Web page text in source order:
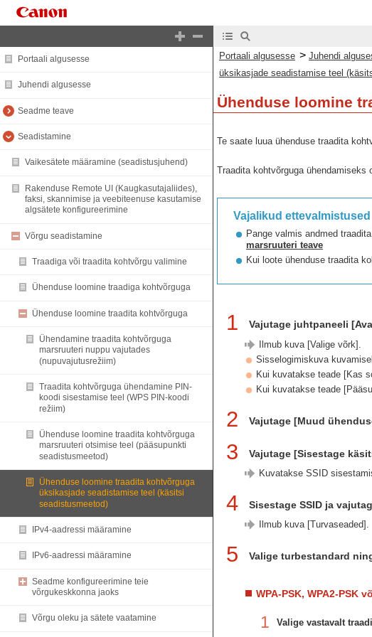
Portaali algusesse
Juhendi algusesse
Seadme teave
Seadistamine
Vaikesätete määramine (seadistusjuhend)
Rakenduse Remote UI (Kaugkasutajaliides),
faksi, skannimise ja veebiteenuse kasutamise
algsätete konfigureerimine
Võrgu seadistamine
Traadiga või traadita kohtvõrgu valimine
Ühenduse loomine traadiga kohtvõrguga
Ühenduse loomine traadita kohtvõrguga
Ühendamine traadita kohtvõrguga
marsruuteri nuppu vajutades
(nupuvajutusrežiim)
Traadita kohtvõrguga ühendamine PIN-
koodi sisestamise teel (WPS PIN-koodi
režiim)
Ühenduse loomine traadita kohtvõrguga
marsruuteri otsimise teel (pääsupunkti
seadistusmeetod)
Ühenduse loomine traadita kohtvõrguga
üksikasjade seadistamise teel (käsitsi
seadistusmeetod)
IPv4-aadressi määramine
IPv6-aadressi määramine
Seadme konfigureerimine teie
võrgukeskkonna jaoks
Võrgu oleku ja sätete vaatamine
Portaali algusesse > Juhendi
üksikasjade seadistamise teel
Ühenduse loomine
Te saate luua ühenduse traadita
Traadita kohtvõrguga ühendamiseks
Vajalikud ettevalmistused
Pange valmis andmed
marsruuteri teave
Kui loote ühenduse traadita
1 Vajutage juhtpaneeli
Ilmub kuva [Valige võrk].
Sisselogimiskuva
Kui kuvatakse teade [Kas
Kui kuvatakse teade
2 Vajutage [Muud
3 Vajutage [Sisestage
Kuvatakse SSID
4 Sisestage SSID ja
Ilmub kuva [Turvaseaded].
5 Valige turbestandard
WPA-PSK, WPA2-PSK
1 Valige vastavalt